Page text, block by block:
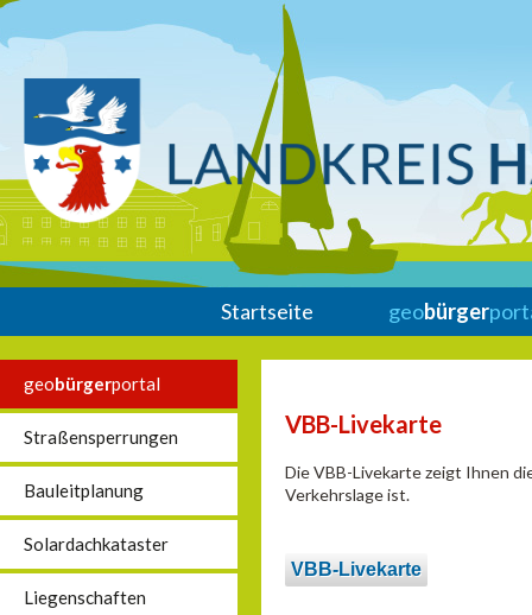
Startseite geobürger
geobürgerportal
Straßensperrungen
Bauleitplanung
Solardachkataster
Liegenschaften
VBB-Livekarte
Die VBB-Livekarte zeigt Ihnen
Verkehrslage ist.
VBB-Livekarte